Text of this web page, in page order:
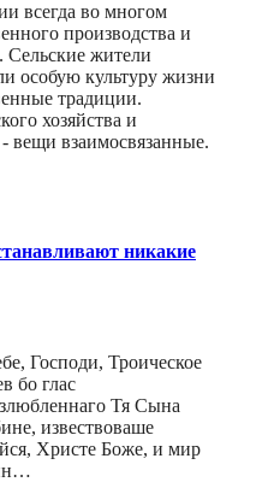
всегда во многом
производства и
Сельские жители
особую культуру жизни
традиции.
хозяйства и
вещи взаимосвязанные.
никакие
Господи, Троическое
бо глас
Тя Сына
извествоваше
Христе Боже, и мир